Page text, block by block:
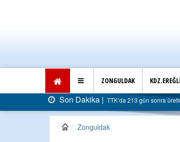
ZONGULDAK KDZ.EREĞLİ
Son Dakika | AK Parti Ereğli İlçe
Zonguldak